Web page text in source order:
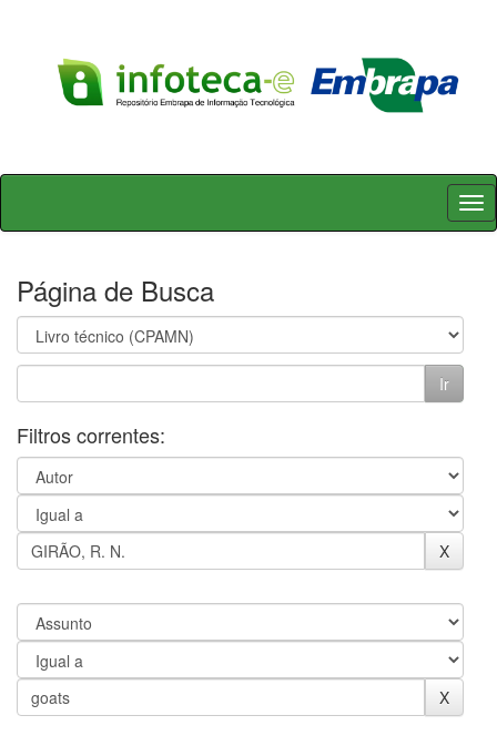
Skip
Página de Busca
Filtros correntes: